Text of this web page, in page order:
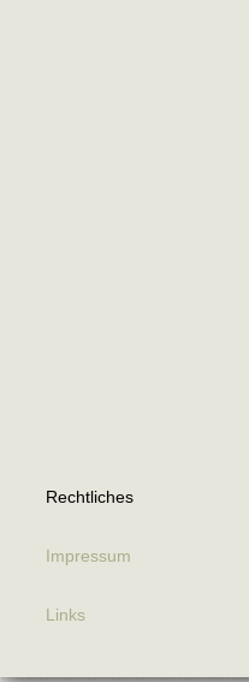
Rechtliches
Impressum
Links